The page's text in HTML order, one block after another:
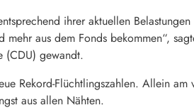
ihrer aktuellen
aus dem Fonds bekommen“,
(CDU) gewandt.
Rekord-Flüchtlingszahlen. Allein
aus allen Nähten.